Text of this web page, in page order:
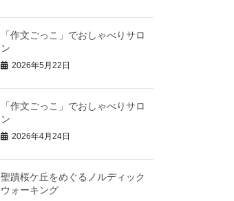
「作文ごっこ」でおしゃべりサロ
ン
2026年5月22日
「作文ごっこ」でおしゃべりサロ
ン
2026年4月24日
聖蹟桜ケ丘をめぐるノルディック
ウォーキング